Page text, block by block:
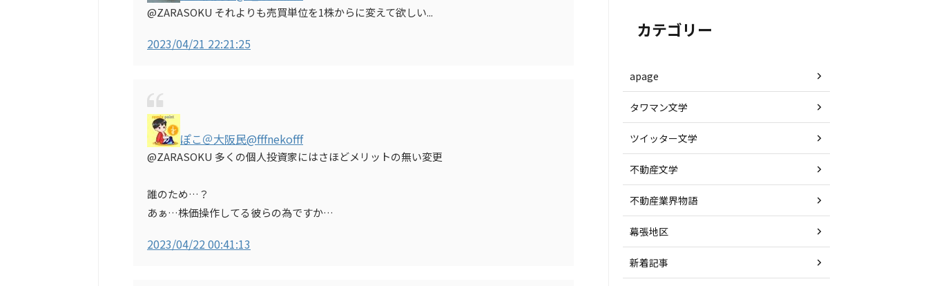
@ZARASOKU それよりも売買単位を1株からに変えて欲しい...
2023/04/21 22:21:25
ぽこ＠大阪民@fffnekofff
@ZARASOKU 多くの個人投資家にはさほどメリットの無い変更
誰のため…？
あぁ…株価操作してる彼らの為ですか…
2023/04/22 00:41:13
カテゴリー
apage
タワマン文学
ツイッター文学
不動産文学
不動産業界物語
幕張地区
新着記事